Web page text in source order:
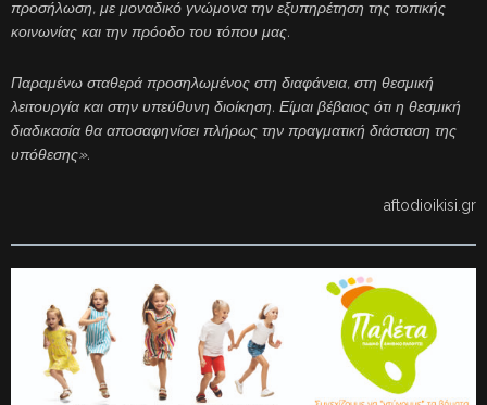
προσήλωση, με μοναδικό γνώμονα την εξυπηρέτηση της τοπικής
κοινωνίας και την πρόοδο του τόπου μας.
Παραμένω σταθερά προσηλωμένος στη διαφάνεια, στη θεσμική
λειτουργία και στην υπεύθυνη διοίκηση. Είμαι βέβαιος ότι η θεσμική
διαδικασία θα αποσαφηνίσει πλήρως την πραγματική διάσταση της
υπόθεσης».
aftodioikisi.gr